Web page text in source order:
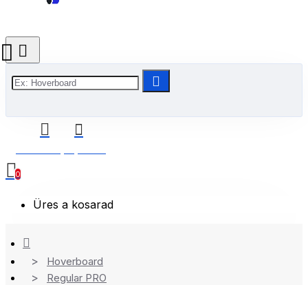
0
Üres a kosarad
Hoverboard
Regular PRO